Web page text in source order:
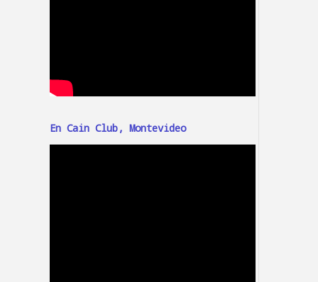
En Cain Club, Montevideo